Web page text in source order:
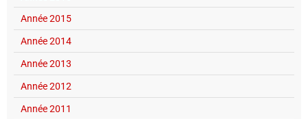
Année 2015
Année 2014
Année 2013
Année 2012
Année 2011